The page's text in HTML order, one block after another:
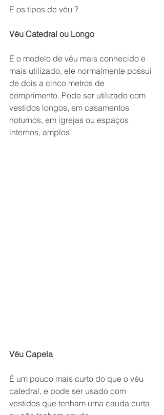
E os tipos de véu ?
Véu Catedral ou Longo
É o modelo de véu mais conhecido e
mais utilizado, ele normalmente possui
de dois a cinco metros de
comprimento. Pode ser utilizado com
vestidos longos, em casamentos
noturnos, em igrejas ou espaços
internos, amplos.
Véu Capela
É um pouco mais curto do que o véu
catedral, e pode ser usado com
vestidos que tenham uma cauda curta